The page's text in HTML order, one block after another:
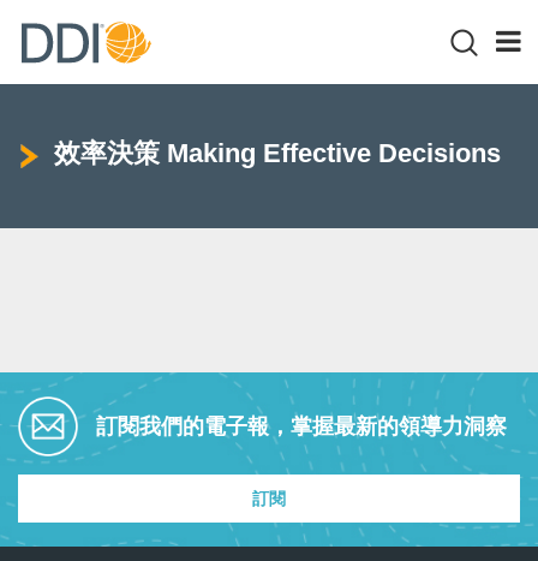
效率決策 Making Effective Decisions
訂閱我們的電子報，掌握最新的領導力洞察
訂閱